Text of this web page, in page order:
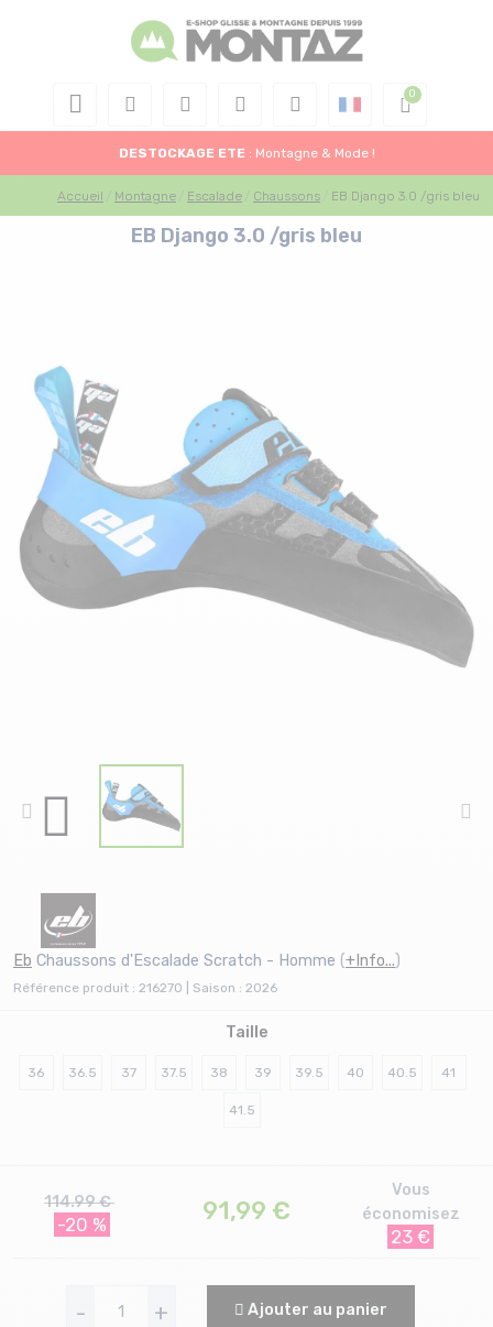
DESTOCKAGE ETE : Montagne & Mode !
Accueil Montagne Escalade Chaussons EB Django 3.0 /gris bleu
EB Django 3.0 /gris bleu
Eb Chaussons d'Escalade Scratch - Homme (+Info...)
Référence produit : 216270 | Saison : 2026
Taille
36 36.5 37 37.5 38 39 39.5 40 40.5 41
41.5
114.99 €
-20 % 91,99 €
Vous
économisez
23 €
- + Ajouter au panier